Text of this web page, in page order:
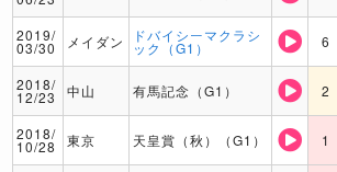
2019/
03/30 メイダン ドバイシーマクラシ
ック（G1） 6
2018/
12/23 中山 有馬記念（G1） 2
2018/
10/28 東京 天皇賞（秋）（G1） 1